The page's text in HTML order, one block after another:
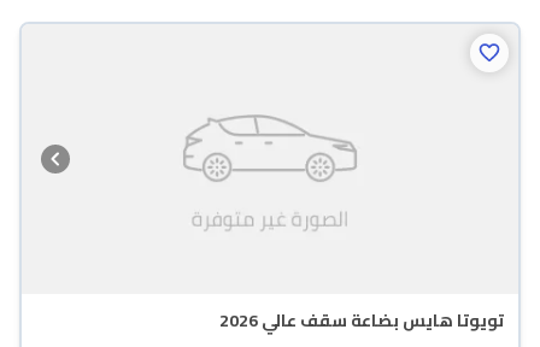
تويوتا هايس بضاعة سقف عالي 2026